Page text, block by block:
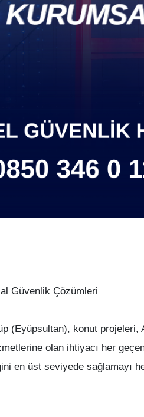
Güvenlik Çözümleri
(Eyüpsultan), konut
olan ihtiyacı her
en üst seviyede sağlamayı